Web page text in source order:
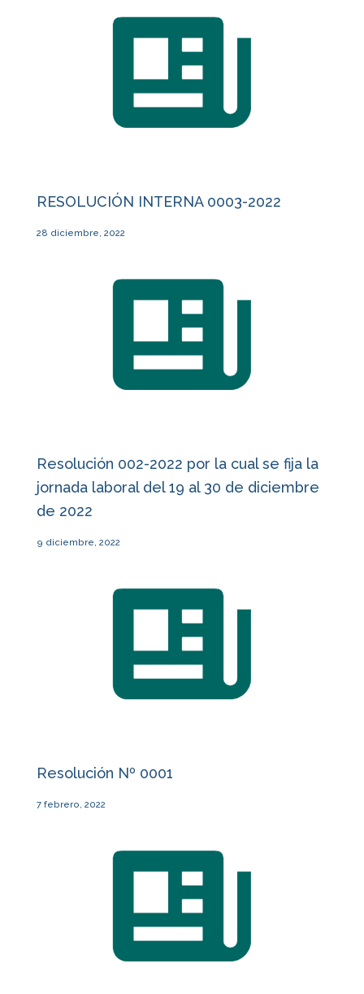
RESOLUCIÓN INTERNA 0003-2022
28 diciembre, 2022
Resolución 002-2022 por la cual se fija la
jornada laboral del 19 al 30 de diciembre
de 2022
9 diciembre, 2022
Resolución Nº 0001
7 febrero, 2022